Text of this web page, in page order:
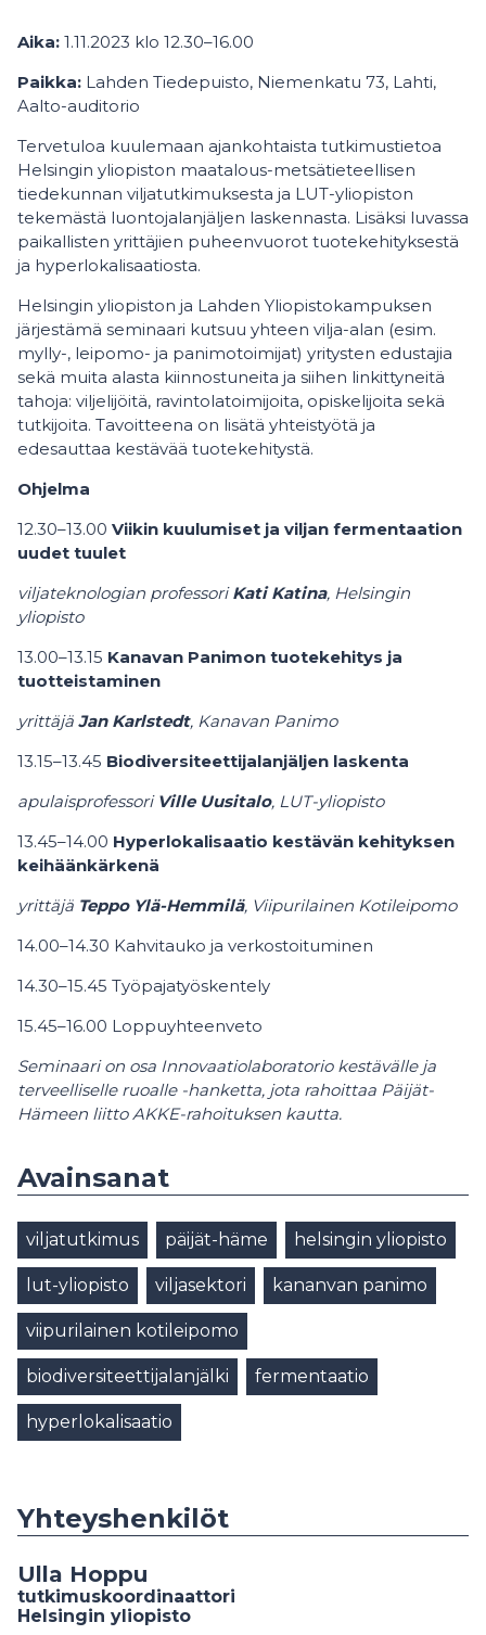
Aika: 1.11.2023 klo 12.30–16.00
Paikka: Lahden Tiedepuisto, Niemenkatu 73, Lahti,
Aalto-auditorio
Tervetuloa kuulemaan ajankohtaista tutkimustietoa
Helsingin yliopiston maatalous-metsätieteellisen
tiedekunnan viljatutkimuksesta ja LUT-yliopiston
tekemästä luontojalanjäljen laskennasta. Lisäksi luvassa
paikallisten yrittäjien puheenvuorot tuotekehityksestä
ja hyperlokalisaatiosta.
Helsingin yliopiston ja Lahden Yliopistokampuksen
järjestämä seminaari kutsuu yhteen vilja-alan (esim.
mylly-, leipomo- ja panimotoimijat) yritysten edustajia
sekä muita alasta kiinnostuneita ja siihen linkittyneitä
tahoja: viljelijöitä, ravintolatoimijoita, opiskelijoita sekä
tutkijoita. Tavoitteena on lisätä yhteistyötä ja
edesauttaa kestävää tuotekehitystä.
Ohjelma
12.30–13.00 Viikin kuulumiset ja viljan fermentaation
uudet tuulet
viljateknologian professoriKati Katina, Helsingin
yliopisto
13.00–13.15 Kanavan Panimon tuotekehitys ja
tuotteistaminen
yrittäjä Jan Karlstedt, Kanavan Panimo
13.15–13.45 Biodiversiteettijalanjäljen laskenta
apulaisprofessori Ville Uusitalo, LUT-yliopisto
13.45–14.00 Hyperlokalisaatio kestävän kehityksen
keihäänkärkenä
yrittäjä Teppo Ylä-Hemmilä, Viipurilainen Kotileipomo
14.00–14.30 Kahvitauko ja verkostoituminen
14.30–15.45 Työpajatyöskentely
15.45–16.00 Loppuyhteenveto
Seminaari on osa Innovaatiolaboratorio kestävälle ja
terveelliselle ruoalle -hanketta, jota rahoittaa Päijät-
Hämeen liitto AKKE-rahoituksen kautta.
Avainsanat
viljatutkimus päijät-häme helsingin yliopisto
lut-yliopisto viljasektori kananvan panimo
viipurilainen kotileipomo
biodiversiteettijalanjälki fermentaatio
hyperlokalisaatio
Yhteyshenkilöt
Ulla Hoppu
tutkimuskoordinaattori
Helsingin yliopisto